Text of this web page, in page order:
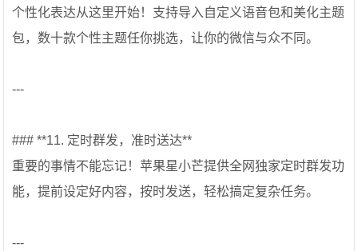
个性化表达从这里开始！支持导入自定义语音包和美化主题
包，数十款个性主题任你挑选，让你的微信与众不同。
---
### **11. 定时群发，准时送达**
重要的事情不能忘记！苹果星小芒提供全网独家定时群发功
能，提前设定好内容，按时发送，轻松搞定复杂任务。
---